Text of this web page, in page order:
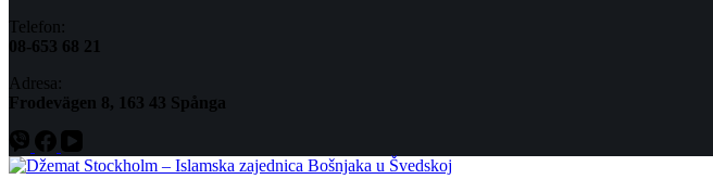
Telefon:
08-653 68 21
Adresa:
​​Frodevägen 8, 163 43 Spånga